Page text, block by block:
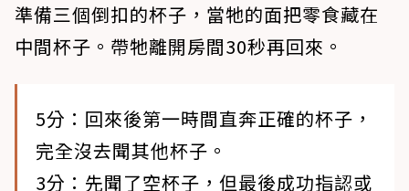
準備三個倒扣的杯子，當牠的面把零食藏在
中間杯子。帶牠離開房間30秒再回來。
5分：回來後第一時間直奔正確的杯子，
完全沒去聞其他杯子。
3分：先聞了空杯子，但最後成功指認或